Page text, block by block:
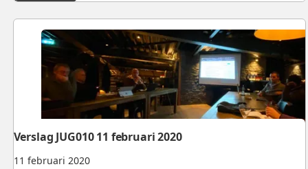
11 februari 2020
Verslag JUG010 11 februari 2020